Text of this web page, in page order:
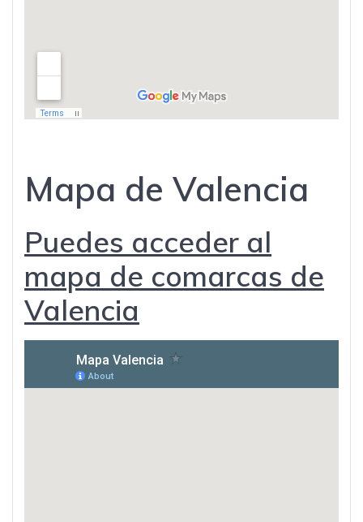
Mapa de Valencia
Puedes acceder al
mapa de comarcas de
Valencia